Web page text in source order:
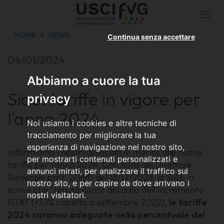
Abbiamo a cuore la tua
privacy
Noi usiamo i cookies e altre tecniche di
tracciamento per migliorare la tua
esperienza di navigazione nel nostro sito,
per mostrarti contenuti personalizzati e
annunci mirati, per analizzare il traffico sul
nostro sito, e per capire da dove arrivano i
nostri visitatori.
Continua senza accettare
HOME NEWS
04/01/2024
Siae: tariffe in vigore per
l'anno 2024
Informiamo i nostri associati in merito alle nuove
tariffe per l'anno 2024. Con nota del Direttore
Generale prot. 2/990 del 18/12/2023, la SIAE ci
scrive che "tenuto conto del dato dell’incremento
ISTAT (+5,1% rispetto a settembre 2022), le tariffe
2024 saranno adeguate nella percentuale del